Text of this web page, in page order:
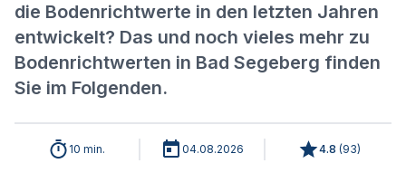
die Bodenrichtwerte in den letzten Jahren
entwickelt? Das und noch vieles mehr zu
Bodenrichtwerten in Bad Segeberg finden
Sie im Folgenden.
10 min. 04.08.2026 4.8 (93)